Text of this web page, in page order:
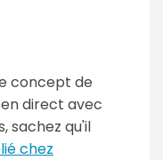
concept de
direct avec
sachez qu'il
chez